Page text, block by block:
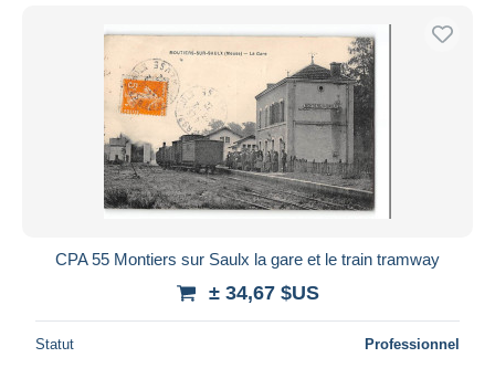
CPA 55 Montiers sur Saulx la gare et le train tramway
± 34,67 $US
Statut Professionnel